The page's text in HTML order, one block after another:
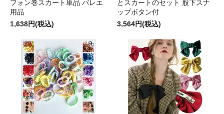
フォン巻スカート単品 バレエ
用品
1,638円(税込)
とスカートのセット 股下スナ
ップボタン付
3,564円(税込)